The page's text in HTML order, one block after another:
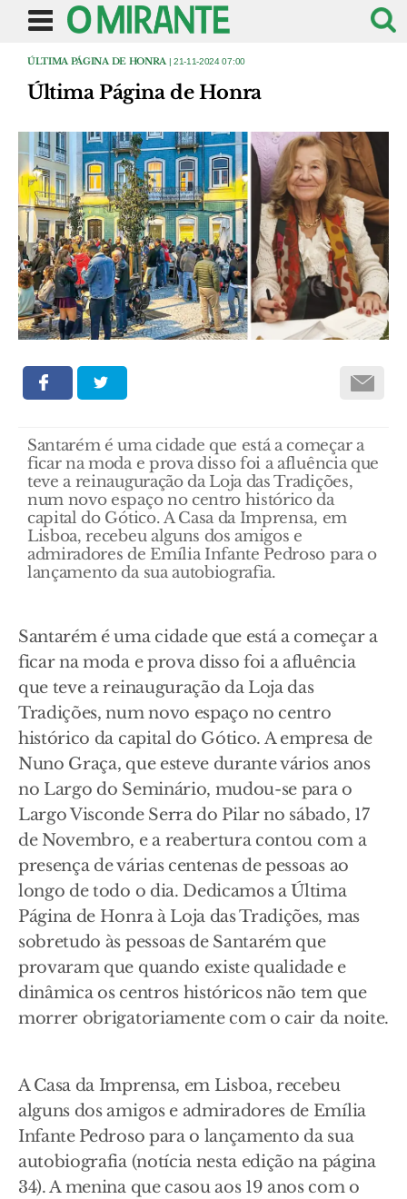
ÚLTIMA PÁGINA DE HONRA | 21-11-2024 07:00
Última Página de Honra
Santarém é uma cidade que está a começar a
ficar na moda e prova disso foi a afluência que
teve a reinauguração da Loja das Tradições,
num novo espaço no centro histórico da
capital do Gótico. A Casa da Imprensa, em
Lisboa, recebeu alguns dos amigos e
admiradores de Emília Infante Pedroso para o
lançamento da sua autobiografia.
Santarém é uma cidade que está a começar a
ficar na moda e prova disso foi a afluência
que teve a reinauguração da Loja das
Tradições, num novo espaço no centro
histórico da capital do Gótico. A empresa de
Nuno Graça, que esteve durante vários anos
no Largo do Seminário, mudou-se para o
Largo Visconde Serra do Pilar no sábado, 17
de Novembro, e a reabertura contou com a
presença de várias centenas de pessoas ao
longo de todo o dia. Dedicamos a Última
Página de Honra à Loja das Tradições, mas
sobretudo às pessoas de Santarém que
provaram que quando existe qualidade e
dinâmica os centros históricos não tem que
morrer obrigatoriamente com o cair da noite.
A Casa da Imprensa, em Lisboa, recebeu
alguns dos amigos e admiradores de Emília
Infante Pedroso para o lançamento da sua
autobiografia (notícia nesta edição na página
34). A menina que casou aos 19 anos com o